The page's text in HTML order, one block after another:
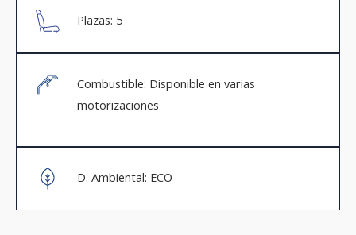
Plazas: 5
Combustible: Disponible en varias
motorizaciones
D. Ambiental: ECO